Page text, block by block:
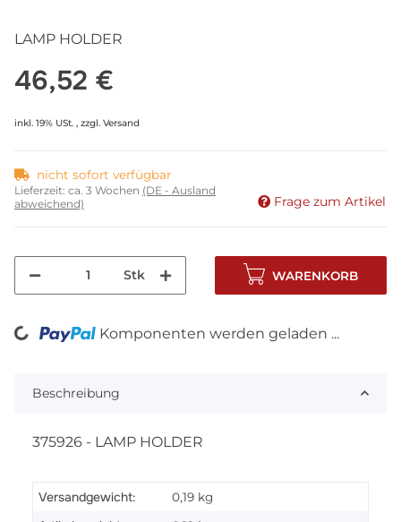
LAMP HOLDER
46,52 €
inkl. 19% USt. , zzgl. Versand
nicht sofort verfügbar
Lieferzeit: ca. 3 Wochen (DE - Ausland
abweichend)
Frage zum Artikel
Stk WARENKORB
Loading... Komponenten werden geladen ...
Beschreibung
375926 - LAMP HOLDER
Versandgewicht: 0,19 kg